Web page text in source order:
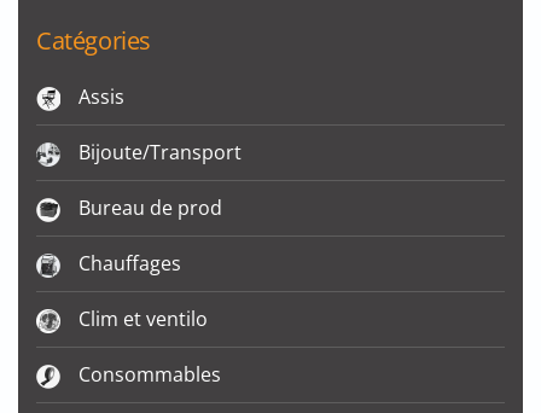
Catégories
Assis
Bijoute/Transport
Bureau de prod
Chauffages
Clim et ventilo
Consommables